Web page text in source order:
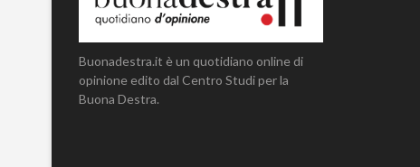
Buonadestra.it è un quotidiano online di
opinione edito dal Centro Studi per la
Buona Destra.